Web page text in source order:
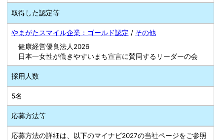
取得した認定等
やまがたスマイル企業：ゴールド認定 / その他
健康経営優良法人2026
日本一女性が働きやすいまち宣言に賛同するリーダーの会
採用人数
5名
応募方法等
応募方法の詳細は、以下のマイナビ2027の当社ページをご参照